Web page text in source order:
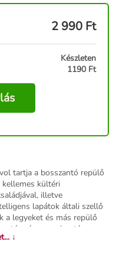
2 990 Ft
Készleten
1190 Ft
tartja a bosszantó repülő
kültéri
illetve
lapátok általi szellő
a legyeket és más repülő
más rovarriasztó vagy
vegyszereket, melynek
méretű, így nem foglal
↓